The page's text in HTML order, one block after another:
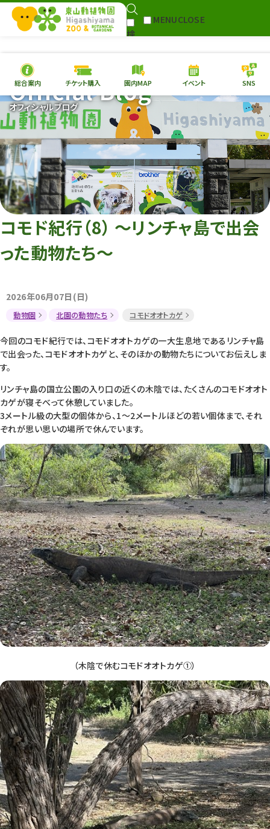
検
MENUCLOSE
本日の開園情報 チケ
園内MAP イベント
総合案内
動物園 植物園
再生プラン
東山動植物園
への支援
環境教育
総合案内 チケット購入 園内MAP イベント SNS
オフィシャルブログ
Official Blog
コモド紀行（8） ～リンチャ島で出会
った動物たち～
2026年06月07日(日)
動物園 北園の動物たち コモドオオトカゲ
今回のコモド紀行では、コモドオオトカゲの一大生息地であるリンチャ島
で出会った、コモドオオトカゲと、そのほかの動物たちについてお伝えしま
す。
リンチャ島の国立公園の入り口の近くの木陰では、たくさんのコモドオオト
カゲが寝そべって休憩していました。
3メートル級の大型の個体から、1～2メートルほどの若い個体まで、それ
ぞれが思い思いの場所で休んでいます。
（木陰で休むコモドオオトカゲ①）